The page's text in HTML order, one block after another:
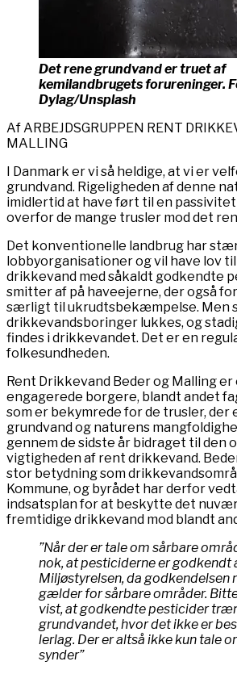
Det rene grundvand er truet af
kemilandbrugets forureninger.
Dylag/Unsplash
Af ARBEJDSGRUPPEN RENT
MALLING
I Danmark er vi så heldige, at vi er
grundvand. Rigeligheden af denne
imidlertid at have ført til en
overfor de mange trusler mod det
Det konventionelle landbrug har
lobbyorganisationer og vil have lov
drikkevand med såkaldt godkendte
smitter af på haveejerne, der også
særligt til ukrudtsbekæmpelse. Men
drikkevandsboringer lukkes, og
findes i drikkevandet. Det er en
folkesundheden.
Rent Drikkevand Beder og Malling er
engagerede borgere, blandt andet
som er bekymrede for de trusler, der
grundvand og naturens
gennem de sidste år bidraget til den
vigtigheden af rent drikkevand.
stor betydning som
Kommune, og byrådet har derfor
indsatsplan for at beskytte det
fremtidige drikkevand mod blandt
”Når der er tale om sårbare
nok, at pesticiderne er godkendt
Miljøstyrelsen, da godkendelsen
gælder for sårbare områder.
vist, at godkendte pesticider
grundvandet, hvor det ikke er
lerlag. Der er altså ikke kun tale
synder”